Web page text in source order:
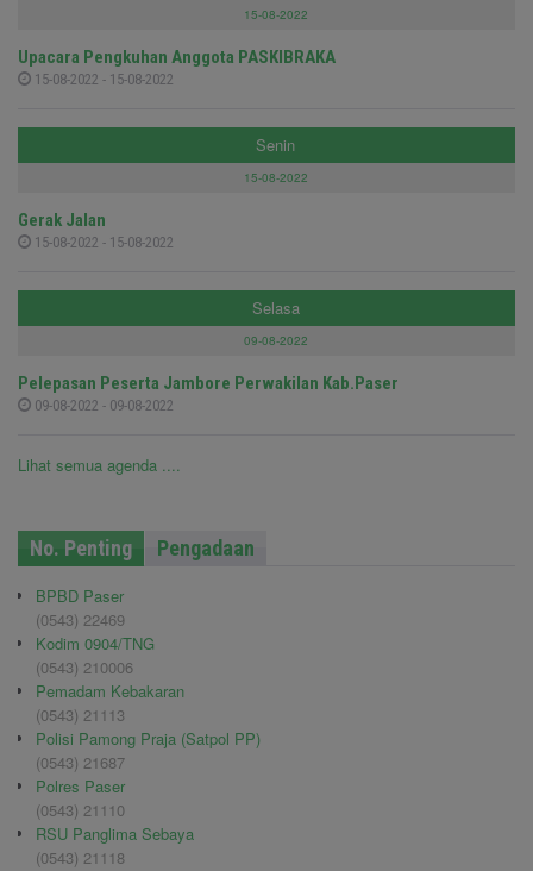
15-08-2022
Upacara Pengkuhan Anggota PASKIBRAKA
15-08-2022 - 15-08-2022
Senin
15-08-2022
Gerak Jalan
15-08-2022 - 15-08-2022
Selasa
09-08-2022
Pelepasan Peserta Jambore Perwakilan Kab.Paser
09-08-2022 - 09-08-2022
Lihat semua agenda ....
No. Penting Pengadaan
BPBD Paser
(0543) 22469
Kodim 0904/TNG
(0543) 210006
Pemadam Kebakaran
(0543) 21113
Polisi Pamong Praja (Satpol PP)
(0543) 21687
Polres Paser
(0543) 21110
RSU Panglima Sebaya
(0543) 21118